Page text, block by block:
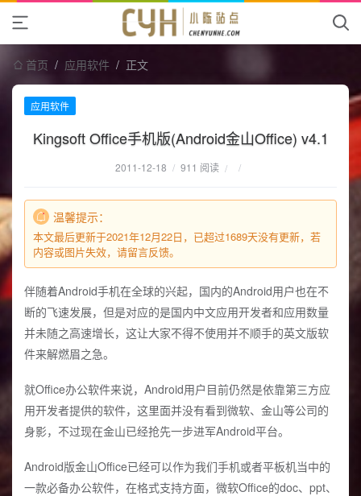
首页 / 应用软件 / 正文
应用软件
Kingsoft Office手机版(Android金山Office) v4.1
2011-12-18 / 911 阅读 / /
温馨提示：
本文最后更新于2021年12月22日，已超过1689天没有更新，若
内容或图片失效，请留言反馈。
伴随着Android手机在全球的兴起，国内的Android用户也在不
断的飞速发展，但是对应的是国内中文应用开发者和应用数量
并未随之高速增长，这让大家不得不使用并不顺手的英文版软
件来解燃眉之急。
就Office办公软件来说，Android用户目前仍然是依靠第三方应
用开发者提供的软件，这里面并没有看到微软、金山等公司的
身影，不过现在金山已经抢先一步进军Android平台。
Android版金山Office已经可以作为我们手机或者平板机当中的
一款必备办公软件，在格式支持方面，微软Office的doc、ppt、